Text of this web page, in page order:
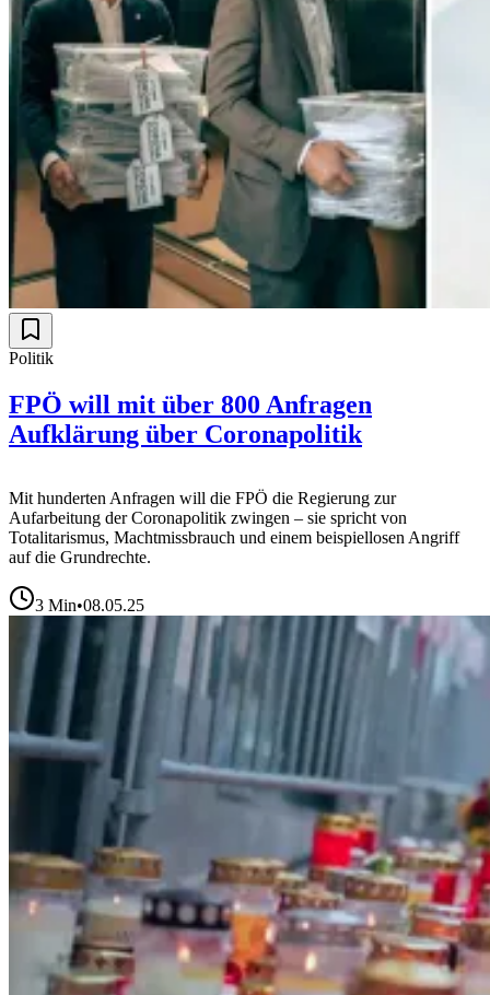
Politik
FPÖ will mit über 800 Anfragen
Aufklärung über Coronapolitik
Mit hunderten Anfragen will die FPÖ die Regierung zur
Aufarbeitung der Coronapolitik zwingen – sie spricht von
Totalitarismus, Machtmissbrauch und einem beispiellosen Angriff
auf die Grundrechte.
3 Min•08.05.25